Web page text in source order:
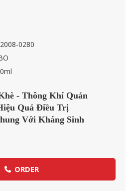
0280
- Thông Khí Quản
Quả Điều Trị
Với Kháng Sinh
ORDER